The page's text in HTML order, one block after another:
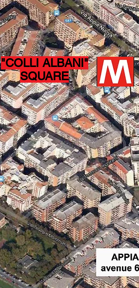
"COLLI ALBANI"
SQUARE